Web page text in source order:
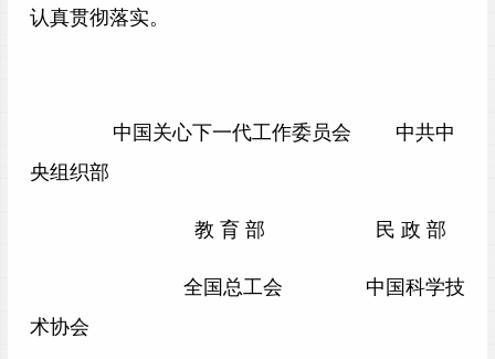
认真贯彻落实。
中国关心下一代工作委员会 中共中
央组织部
教 育 部 民 政 部
全国总工会 中国科学技
术协会